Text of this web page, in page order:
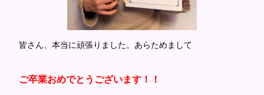
皆さん、本当に頑張りました。あらためまして
ご卒業おめでとうございます！！